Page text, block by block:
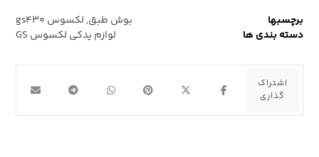
برچسبها بوش طبق, لکسوس gs۴۳۰
دسته بندی ها
لوازم یدکی لکسوس GS